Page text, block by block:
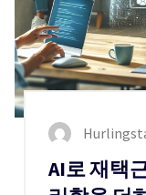
AI로 재택